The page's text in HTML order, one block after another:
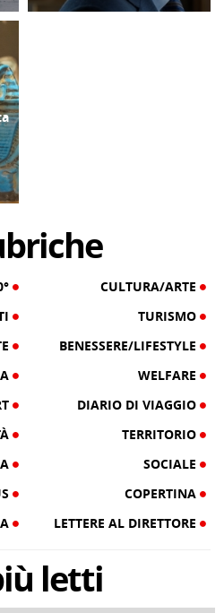
CULTURA/ARTE
TURISMO
BENESSERE/LIFESTYLE
WELFARE
DIARIO DI VIAGGIO
TERRITORIO
SOCIALE
COPERTINA
LETTERE AL DIRETTORE
letti